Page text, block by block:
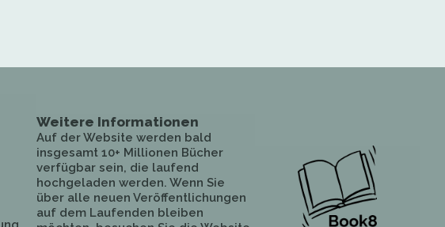
Weitere Informationen
Auf der Website werden bald
insgesamt 10+ Millionen Bücher
verfügbar sein, die laufend
hochgeladen werden. Wenn Sie
über alle neuen Veröffentlichungen
auf dem Laufenden bleiben